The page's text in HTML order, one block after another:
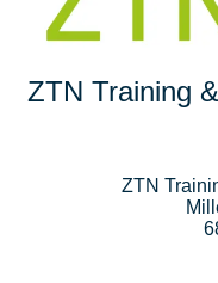
ZTN Training
ZTN